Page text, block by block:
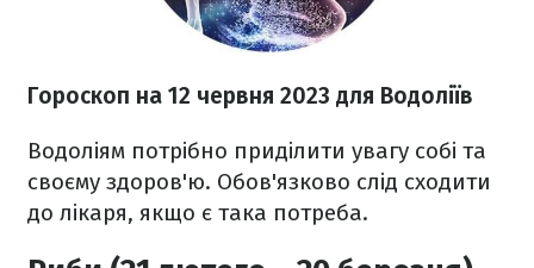
Гороскоп на 12 червня 2023 для Водоліїв
Водоліям потрібно приділити увагу собі та
своєму здоров'ю. Обов'язково слід сходити
до лікаря, якщо є така потреба.